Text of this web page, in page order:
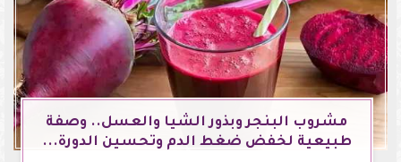
مشروب البنجر وبذور الشيا والعسل.. وصفة
طبيعية لخفض ضغط الدم وتحسين الدورة...